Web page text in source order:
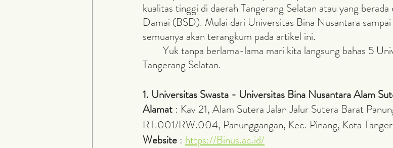
kualitas tinggi di daerah Tangerang Selatan atau yang
Damai (BSD). Mulai dari Universitas Bina Nusantara
semuanya akan terangkum pada artikel ini.
Tangerang Selatan.
1. Universitas Swasta - Universitas Bina Nusantara Alam
Alamat : Kav 21, Alam Sutera Jalan Jalur Sutera Barat
RT.001/RW.004, Panunggangan, Kec. Pinang, Kota
Website : https://Binus.ac.id/